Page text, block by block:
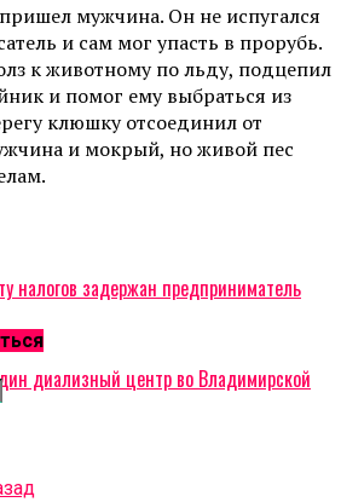
мужчина. Он не испугался
и сам мог упасть в прорубь.
к животному по льду, подцепил
и помог ему выбраться из
клюшку отсоединил от
и мокрый, но живой пес
налогов задержан предприниматель
диализный центр во Владимирской